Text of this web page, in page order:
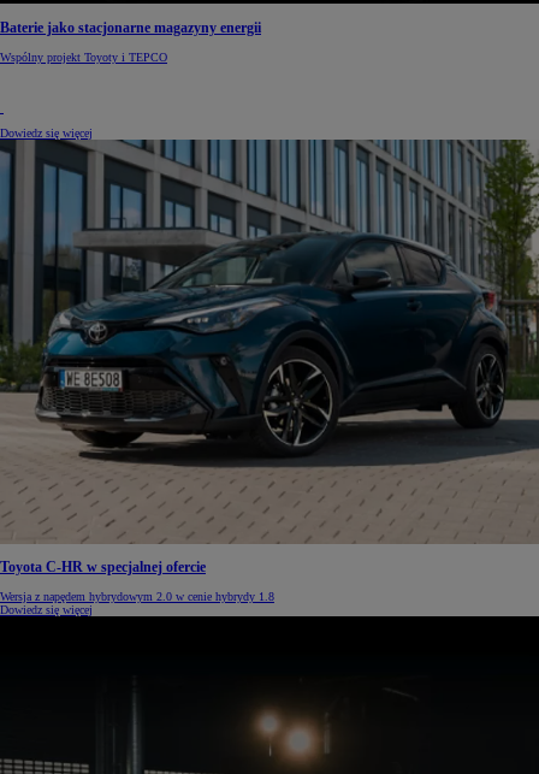
Baterie jako stacjonarne magazyny energii
Wspólny projekt Toyoty i TEPCO
Dowiedz się więcej
Toyota C-HR w specjalnej ofercie
Wersja z napędem hybrydowym 2.0 w cenie hybrydy 1.8
Dowiedz się więcej